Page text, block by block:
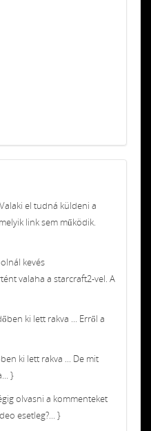
el tudná küldeni a
link sem működik.
kevés
valaha a starcraft2-vel. A
ki lett rakva ... Erről a
ki lett rakva ... De mit
}
olvasni a kommenteket
esetleg?... }